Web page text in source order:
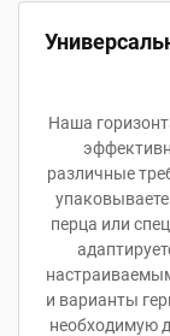
Наша
различные
перца или
и варианты
необходимую